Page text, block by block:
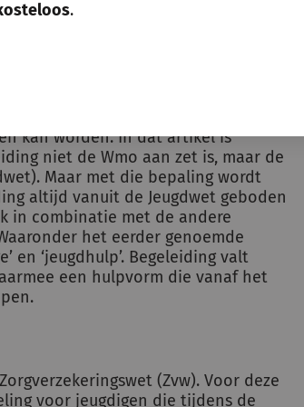
.
andere wetten geregeld is.
voor de hulpvorm ‘begeleiding’ tot
altijd onder de Jeugdwet valt,
kan worden. In dat artikel is
niet de Wmo aan zet is, maar de
Maar met die bepaling wordt
altijd vanuit de Jeugdwet geboden
in combinatie met de andere
het eerder genoemde
en ‘jeugdhulp’. Begeleiding valt
een hulpvorm die vanaf het
(Zvw). Voor deze
voor jeugdigen die tijdens de